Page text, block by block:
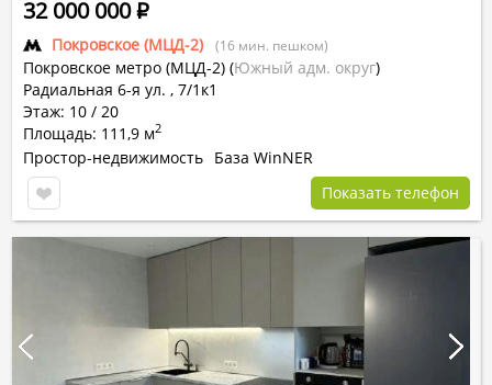
Покровское (МЦД-2) (16 мин. пешком)
Покровское метро (МЦД-2) (Южный адм. округ)
Радиальная 6-я ул. , 7/1к1
Этаж: 10 / 20
Площадь: 111,9 м2
32 000 000Р
Простор-недвижимость База WinNER
Показать телефон